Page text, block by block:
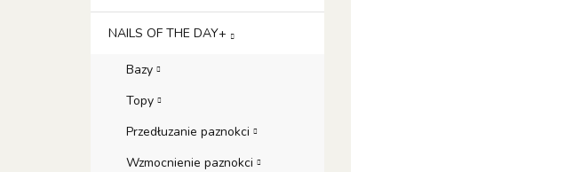
NAILS OF THE DAY+
Bazy
Topy
Przedłuzanie paznokci
Wzmocnienie paznokci